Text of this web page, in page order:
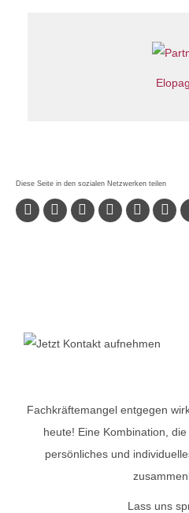
Fachkräftemangel entgegen
heute! Eine Kombination,
persönliches und
Lass uns